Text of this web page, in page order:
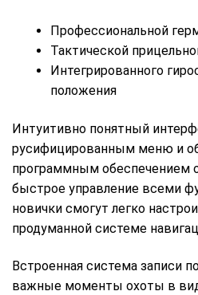
Профессиональной
Тактической
Интегрированного
положения
Интуитивно понятный
русифицированным меню и
программным обеспечением
быстрое управление всеми
новички смогут легко
продуманной системе
Встроенная система записи
важные моменты охоты в